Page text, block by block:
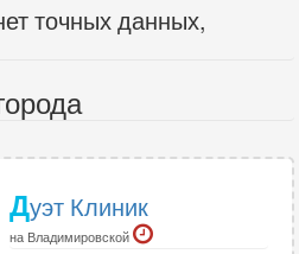
точных данных,
Дуэт Клиник
на Владимировской